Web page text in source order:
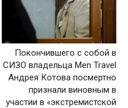
Покончившего с собой в
СИЗО владельца Men Travel
Андрея Котова посмертно
признали виновным в
участии в «экстремистской